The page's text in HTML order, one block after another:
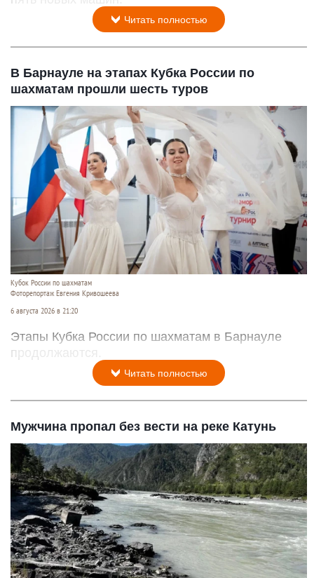
Читать полностью
В Барнауле на этапах Кубка России по
шахматам прошли шесть туров
Кубок России по шахматам
Фоторепортаж Евгения Кривошеева
6 августа 2026 в 21:20
Этапы Кубка России по шахматам в Барнауле
продолжаются.
Читать полностью
Мужчина пропал без вести на реке Катунь